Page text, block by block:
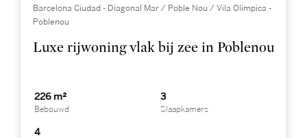
Barcelona Ciudad - Diagonal Mar / Poble Nou / Vila Olimpica -
Poblenou
Luxe rijwoning vlak bij zee in Poblenou
226 m²
Bebouwd
3
Slaapkamers
4